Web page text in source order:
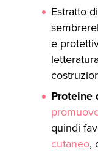
Estratto di
e
Proteine
quindi
cutaneo,